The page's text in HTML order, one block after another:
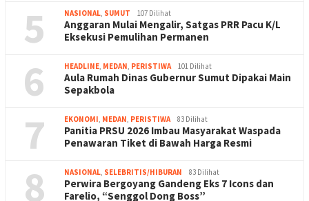
5 NASIONAL, SUMUT 107 Dilihat
Anggaran Mulai Mengalir, Satgas PRR Pacu K/L
Eksekusi Pemulihan Permanen
6 HEADLINE, MEDAN, PERISTIWA 101 Dilihat
Aula Rumah Dinas Gubernur Sumut Dipakai Main
Sepakbola
7 EKONOMI, MEDAN, PERISTIWA 83 Dilihat
Panitia PRSU 2026 Imbau Masyarakat Waspada
Penawaran Tiket di Bawah Harga Resmi
8 NASIONAL, SELEBRITIS/HIBURAN 83 Dilihat
Perwira Bergoyang Gandeng Eks 7 Icons dan
Farelio, “Senggol Dong Boss”